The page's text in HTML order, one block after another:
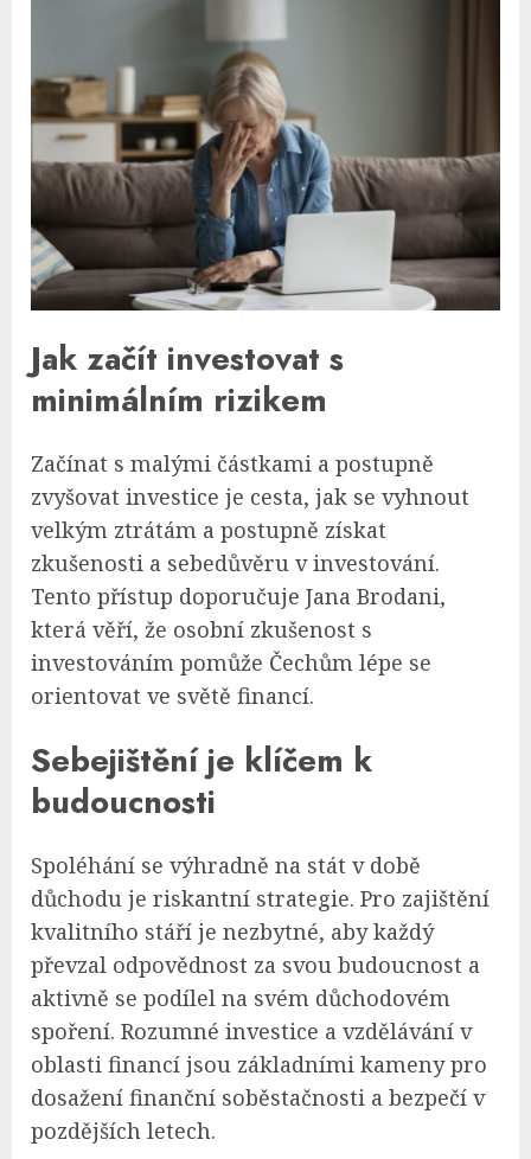
Jak začít investovat s
minimálním rizikem
Začínat s malými částkami a postupně
zvyšovat investice je cesta, jak se vyhnout
velkým ztrátám a postupně získat
zkušenosti a sebedůvěru v investování.
Tento přístup doporučuje Jana Brodani,
která věří, že osobní zkušenost s
investováním pomůže Čechům lépe se
orientovat ve světě financí.
Sebejištění je klíčem k
budoucnosti
Spoléhání se výhradně na stát v době
důchodu je riskantní strategie. Pro zajištění
kvalitního stáří je nezbytné, aby každý
převzal odpovědnost za svou budoucnost a
aktivně se podílel na svém důchodovém
spoření. Rozumné investice a vzdělávání v
oblasti financí jsou základními kameny pro
dosažení finanční soběstačnosti a bezpečí v
pozdějších letech.